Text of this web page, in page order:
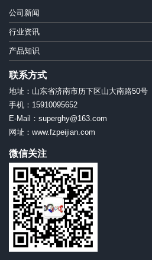
公司新闻
行业资讯
产品知识
联系方式
地址：山东省济南市历下区山大南路50号
手机：15910095652
E-Mail：superghy@163.com
网址：www.fzpeijian.com
微信关注